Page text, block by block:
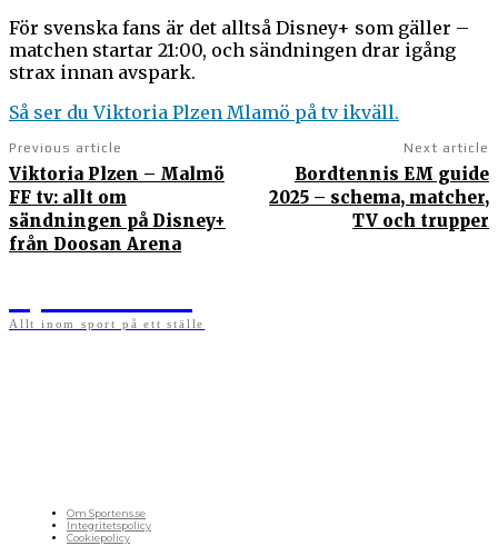
För svenska fans är det alltså Disney+ som gäller –
matchen startar 21:00, och sändningen drar igång
strax innan avspark.
Så ser du Viktoria Plzen Mlamö på tv ikväll.
Previous article
Viktoria Plzen – Malmö
FF tv: allt om
sändningen på Disney+
från Doosan Arena
Next article
Bordtennis EM guide
2025 – schema, matcher,
TV och trupper
Allt inom sport på ett ställe
Om Sportens.se
Integritetspolicy
Cookiepolicy